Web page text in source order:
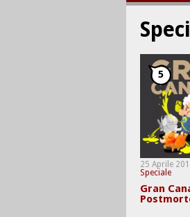
25 Aprile
Speciale
5
Gran